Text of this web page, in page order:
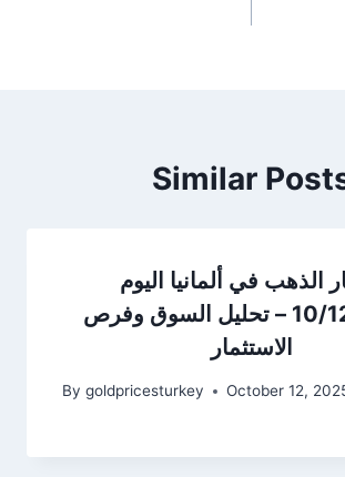
Similar
الذهب في ألمانيا اليوم
10/12/2025 – تحليل السوق وفرص
الاستثمار
By goldpricesturkey October 12,